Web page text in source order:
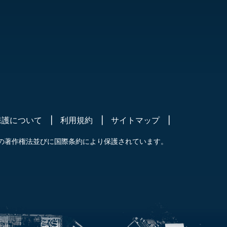
について 利用規約 サイトマップ
著作権法並びに国際条約により保護されています。